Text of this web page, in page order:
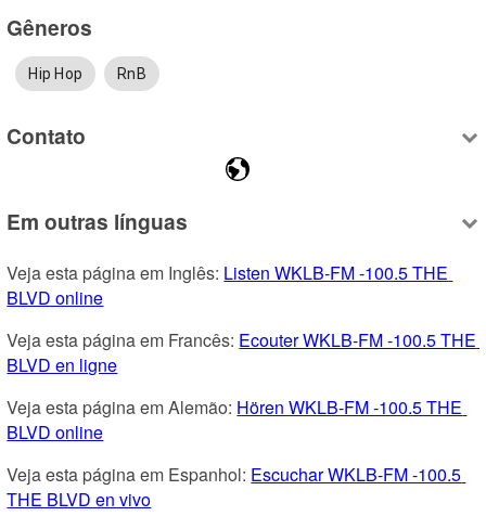
Gêneros
Hip Hop RnB
Contato
Em outras línguas
Veja esta página em Inglês: Listen WKLB-FM -100.5 THE
BLVD online
Veja esta página em Francês: Ecouter WKLB-FM -100.5 THE
BLVD en ligne
Veja esta página em Alemão: Hören WKLB-FM -100.5 THE
BLVD online
Veja esta página em Espanhol: Escuchar WKLB-FM -100.5
THE BLVD en vivo